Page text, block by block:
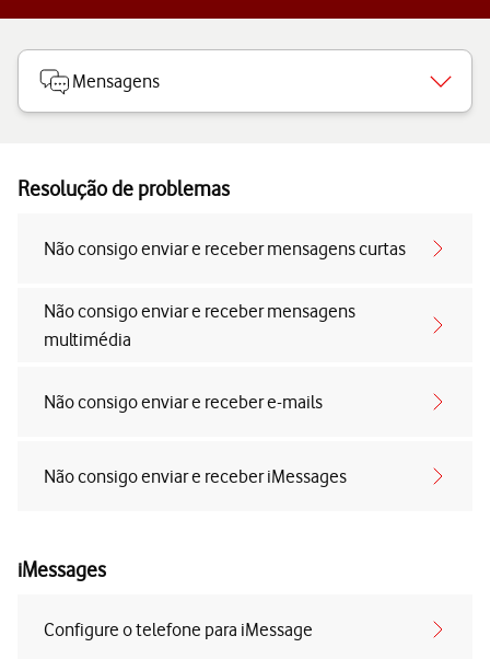
Mensagens
Resolução de problemas
Não consigo enviar e receber mensagens curtas
Não consigo enviar e receber mensagens
multimédia
Não consigo enviar e receber e-mails
Não consigo enviar e receber iMessages
iMessages
Configure o telefone para iMessage